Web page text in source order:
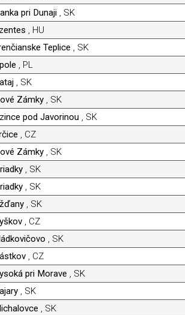
pri Dunaji , SK
, HU
Teplice , SK
, PL
, SK
Zámky , SK
pod Javorinou , SK
, CZ
Zámky , SK
, SK
, SK
, SK
, CZ
, SK
, CZ
pri Morave , SK
, SK
, SK